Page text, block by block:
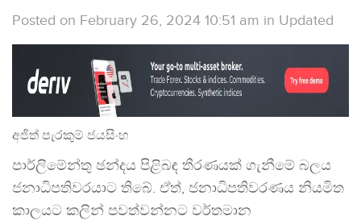
Posted on February 26, 2024 10:51 am in Updated
අජිත් පැරකුම් ජයසිංහ
පාර්ලිමේන්තු ඡන්දය පිළිබඳ තීරණයක් ගැනීමේ බලය
ජනාධිපතිවරයාට තිබේ. ඒත්, ජනාධිපතිවරණය නියමිත
කාලයට කලින් පවත්වන්නට වර්තමාන